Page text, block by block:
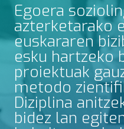
Egoera
azterketarako
euskararen
esku hartzeko
proiektuak
metodo
Diziplina
bidez lan